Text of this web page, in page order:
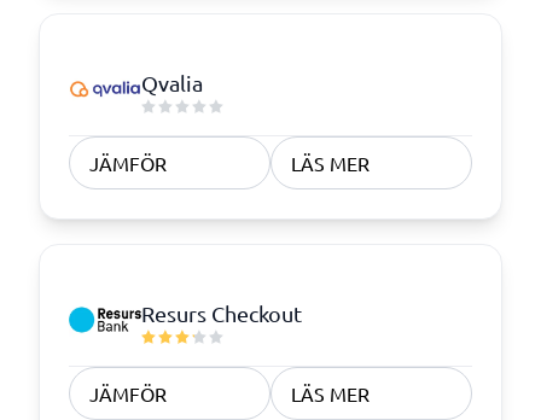
Qvalia
JÄMFÖR LÄS MER
Resurs Checkout
JÄMFÖR LÄS MER